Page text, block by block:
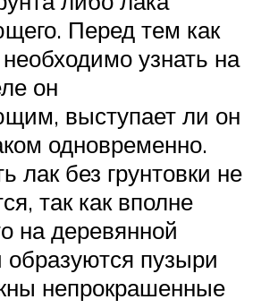
Перед тем как
необходимо узнать на
он
выступает ли он
одновременно.
лак без грунтовки не
так как вполне
на деревянной
образуются пузыри
непрокрашенные